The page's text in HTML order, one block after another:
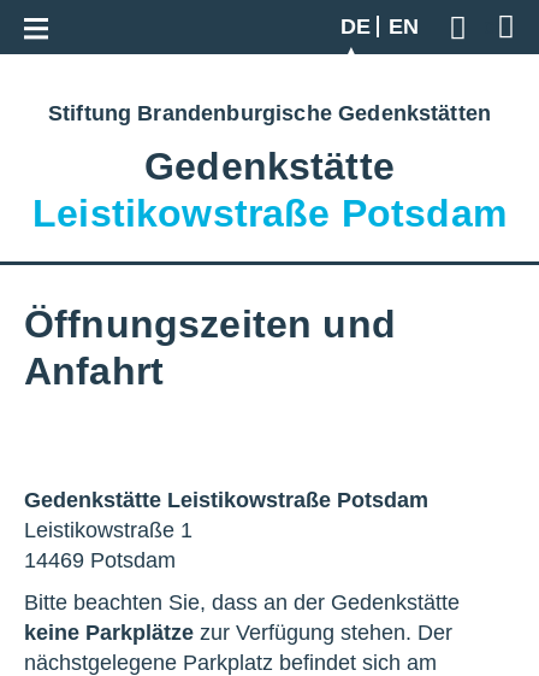
DE
EN
Geben
Zur Gesamtübersicht
Stiftung Brandenburgische Gedenkstätten
Gedenkstätte
Leistikowstraße Potsdam
Öffnungszeiten und
Anfahrt
Gedenkstätte Leistikowstraße Potsdam
Leistikowstraße 1
14469 Potsdam
Bitte beachten Sie, dass an der Gedenkstätte
keine Parkplätze zur Verfügung stehen. Der
nächstgelegene Parkplatz befindet sich am